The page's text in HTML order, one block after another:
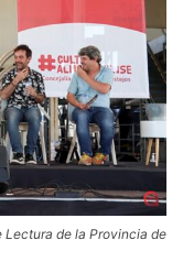
Lectura de la Provincia de